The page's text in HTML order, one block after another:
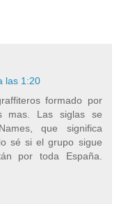
las 1:20
formado por
mas. Las siglas se
que significa
sé si el grupo sigue
por toda España.